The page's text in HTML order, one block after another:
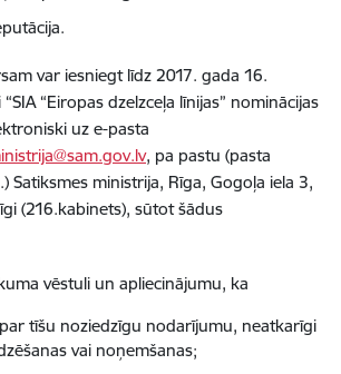
var iesniegt līdz 2017. gada 16.
“Eiropas dzelzceļa līnijas” nominācijas
uz e-pasta
, pa pastu (pasta
Satiksmes ministrija, Rīga, Gogoļa iela 3,
(216.kabinets), sūtot šādus
vēstuli un apliecinājumu, ka
tīšu noziedzīgu nodarījumu, neatkarīgi
vai noņemšanas;